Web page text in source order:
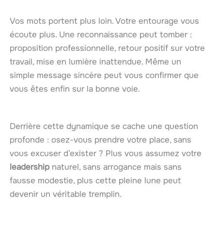
Vos mots portent plus loin. Votre entourage vous
écoute plus. Une reconnaissance peut tomber :
proposition professionnelle, retour positif sur votre
travail, mise en lumière inattendue. Même un
simple message sincère peut vous confirmer que
vous êtes enfin sur la bonne voie.
Derrière cette dynamique se cache une question
profonde : osez-vous prendre votre place, sans
vous excuser d’exister ? Plus vous assumez votre
leadership naturel, sans arrogance mais sans
fausse modestie, plus cette pleine lune peut
devenir un véritable tremplin.